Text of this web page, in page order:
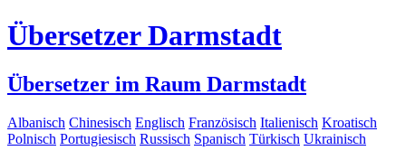
Übersetzer Darmstadt
Übersetzer im Raum Darmstadt
Albanisch Chinesisch Englisch Französisch Italienisch Kroatisch
Polnisch Portugiesisch Russisch Spanisch Türkisch Ukrainisch